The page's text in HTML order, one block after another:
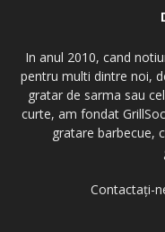
In anul 2010, cand
pentru multi dintre noi,
gratar de sarma sau
curte, am fondat
gratare barbecue,
Contactați-